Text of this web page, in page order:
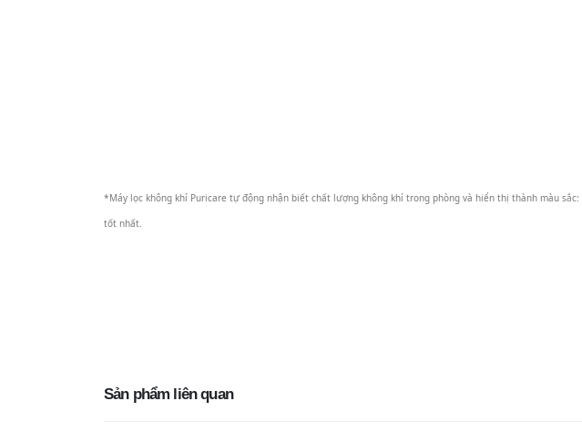
*Máy lọc không khí Puricare tự động nhận biết chất lượng không khí trong phòng và hiển thị thành màu
tốt nhất.
Sản phẩm liên quan